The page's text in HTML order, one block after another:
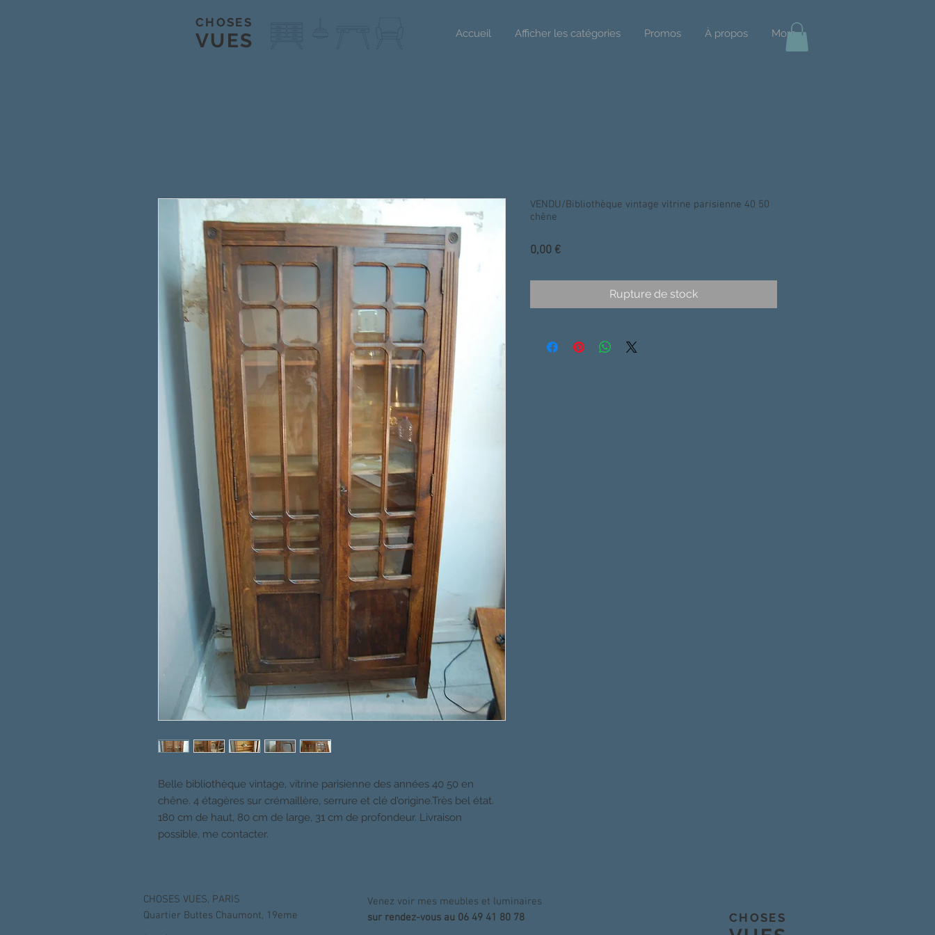
CHOSES
VUES Accueil Afficher les catégories Promos À propos More
Belle bibliothèque vintage, vitrine parisienne des années 40 50 en
chêne. 4 étagères sur crémaillère, serrure et clé d'origine.Très bel état.
180 cm de haut, 80 cm de large, 31 cm de profondeur. Livraison
possible, me contacter.
VENDU/Bibliothèque vintage vitrine parisienne 40 50
chêne
0,00 €Prix
Rupture de stock
CHOSES VUES, PARIS
Quartier Buttes Chaumont, 19eme
Venez voir mes meubles et luminaires
sur rendez-vous au 06 49 41 80 78
CHOSES